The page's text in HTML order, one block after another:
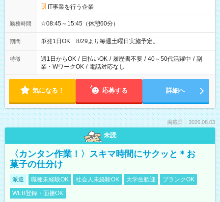
IT事業を行う企業
勤務時間 ☆08:45～15:45（休憩60分）
期間 単発1日OK 8/29より毎週土曜日実施予定。
特徴 週1日からOK / 日払いOK / 履歴書不要 / 40～50代活躍中 / 副
業・WワークOK / 電話対応なし
気になる！ 応募する 詳細へ
掲載日：2026.08.03
未読
〈カンタン作業！〉スキマ時間にサクッと＊お
菓子の仕分け
派遣 職種未経験OK 社会人未経験OK 大学生歓迎
ブランクOK
WEB登録・面接OK